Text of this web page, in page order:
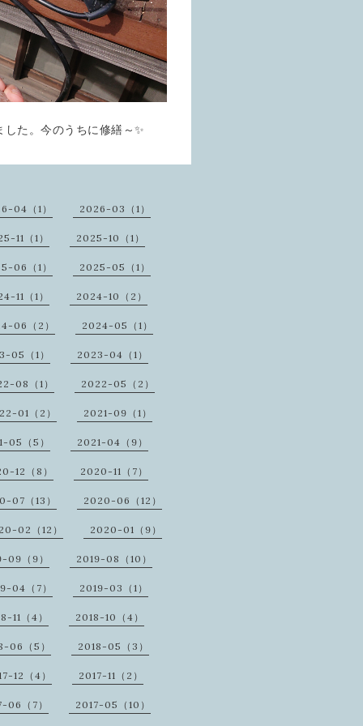
た。今のうちに修繕～✨
04（1） 2026-03（1）
11（1） 2025-10（1）
06（1） 2025-05（1）
11（1） 2024-10（2）
06（2） 2024-05（1）
05（1） 2023-04（1）
08（1） 2022-05（2）
01（2） 2021-09（1）
05（5） 2021-04（9）
12（8） 2020-11（7）
07（13） 2020-06（12）
02（12） 2020-01（9）
09（9） 2019-08（10）
04（7） 2019-03（1）
11（4） 2018-10（4）
06（5） 2018-05（3）
12（4） 2017-11（2）
06（7） 2017-05（10）